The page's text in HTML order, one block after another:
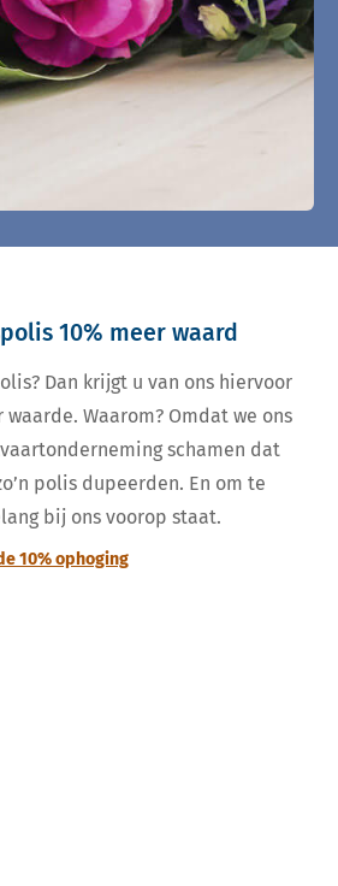
10% meer waard
Dan krijgt u van ons hiervoor
Waarom? Omdat we ons
schamen dat
polis dupeerden. En om te
bij ons voorop staat.
10% ophoging